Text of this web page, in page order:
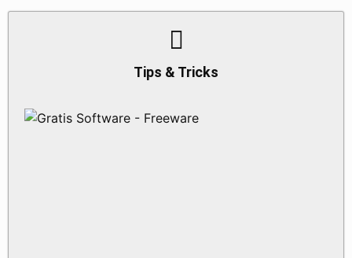
Tips & Tricks